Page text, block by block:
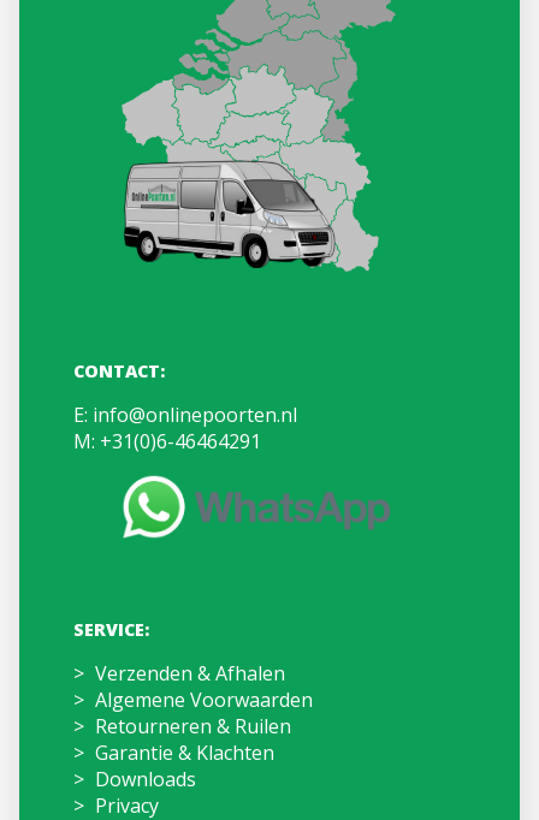
CONTACT:
E: info@onlinepoorten.nl
M: +31(0)6-46464291
SERVICE:
Verzenden & Afhalen
Algemene Voorwaarden
Retourneren & Ruilen
Garantie & Klachten
Downloads
Privacy